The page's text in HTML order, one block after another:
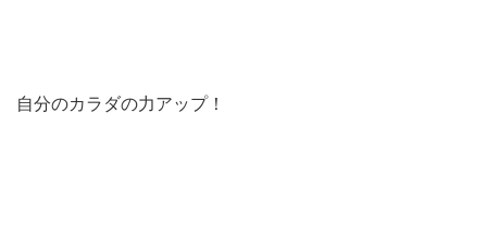
自分のカラダの力アップ！